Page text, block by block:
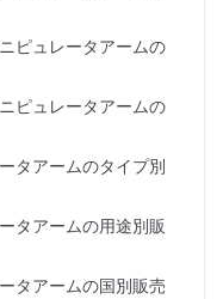
ピュレータアームの
ピュレータアームの
タアームのタイプ別
タアームの用途別販
タアームの国別販売